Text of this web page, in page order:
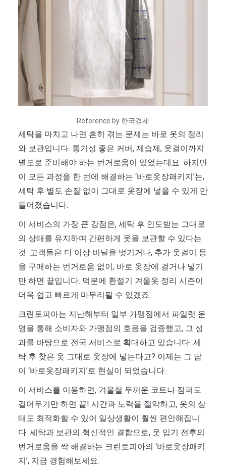
Reference by 한국경제
세탁을 마치고 나면 흔히 겪는 문제는 바로 옷의 정리
와 보관입니다. 통기성 좋은 커버, 제습제, 옷걸이까지
별도로 준비해야 하는 번거로움이 있었는데요. 하지만
이 모든 과정을 한 번에 해결하는 ‘바로옷장패키지’는,
세탁 후 별도 손질 없이 그대로 옷장에 넣을 수 있게 만
들어졌습니다.
이 서비스의 가장 큰 강점은, 세탁 후 인도받는 그대로
의 상태를 유지하며 간편하게 옷을 보관할 수 있다는
것. 고객들은 더 이상 비닐을 벗기거나, 추가 옷걸이 등
을 구매하는 번거로움 없이, 바로 옷장에 걸거나 넣기
만 하면 끝입니다. 덕분에 환절기 겨울옷 정리 시즌이
더욱 쉽고 빠르게 마무리될 수 있겠죠.
크린토피아는 지난해부터 일부 가맹점에서 파일럿 운
영을 통해 소비자와 가맹점의 호응을 검증했고, 그 성
과를 바탕으로 전국 서비스로 확대하고 있습니다. 세
탁 후 찾은 옷 그대로 옷장에 넣는다고? 이제는 그 답
이 ‘바로옷장패키지’로 현실이 되었습니다.
이 서비스를 이용하면, 겨울철 두꺼운 코트나 점퍼도
걸어두기만 하면 끝! 시간과 노력을 절약하고, 옷의 상
태도 최적화할 수 있어 일상생활이 훨씬 편안해집니
다. 세탁과 보관의 혁신적인 결합으로, 옷 입기 전후의
번거로움을 싹 해결하는 크린토피아의 ‘바로옷장패키
지’, 지금 경험해보세요.